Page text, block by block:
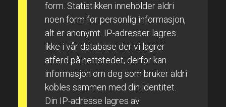
form. Statistikken inneholder aldri
noen form for personlig informasjon,
alt er anonymt. IP-adresser lagres
ikke i vår database der vi lagrer
atferd på nettstedet, derfor kan
informasjon om deg som bruker aldri
kobles sammen med din identitet.
Din IP-adresse lagres av